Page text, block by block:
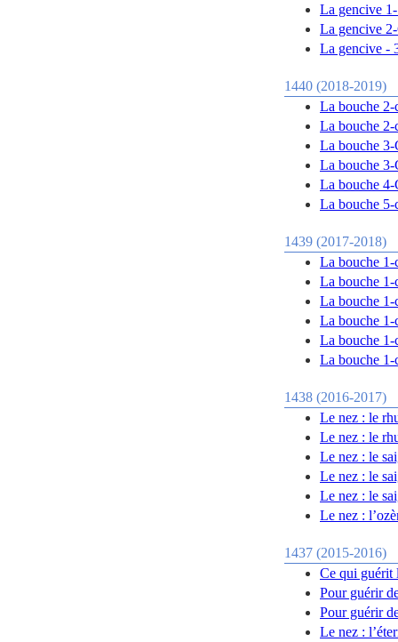
La gencive
La gencive
La gencive -
1440 (2018-2019)
La bouche 2-
La bouche 2-
La bouche 3-
La bouche 3-
La bouche
La bouche 5-
1439 (2017-2018)
La bouche
La bouche
La bouche
La bouche
La bouche
La bouche
1438 (2016-2017)
Le nez : le
Le nez : le
Le nez : le
Le nez : le
Le nez : le
Le nez :
1437 (2015-2016)
Ce qui guérit
Pour guérir
Pour guérir
Le nez :